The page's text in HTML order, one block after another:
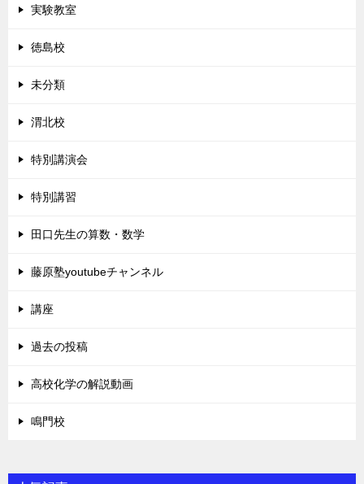
実験教室
徳島校
未分類
渭北校
特別講演会
特別講習
田口先生の算数・数学
藤原塾youtubeチャンネル
講座
過去の投稿
高校化学の解説動画
鳴門校